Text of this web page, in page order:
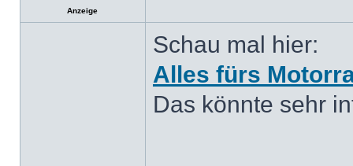
Anzeige
Schau mal hier:
Alles fürs
Das könnte sehr